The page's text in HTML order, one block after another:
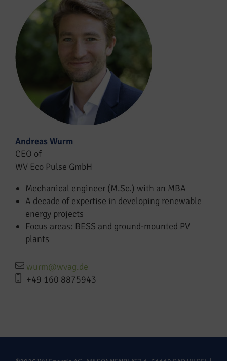
Andreas Wurm
CEO of
WV Eco Pulse GmbH
Mechanical engineer (M.Sc.) with an MBA
A decade of expertise in developing renewable
energy projects
Focus areas: BESS and ground-mounted PV
plants
wurm@wvag.de
+49 160 8875943